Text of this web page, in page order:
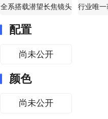
全系搭载潜望长焦镜头
配置
尚未公开
颜色
尚未公开